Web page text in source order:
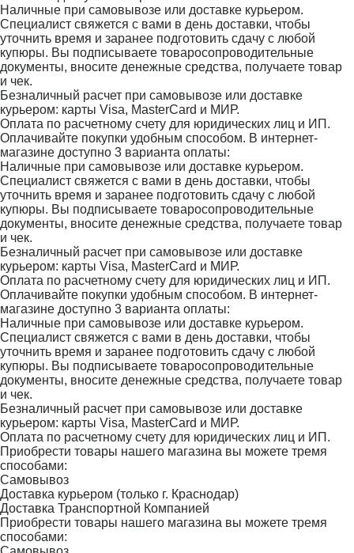
Наличные при самовывозе или доставке курьером.
Специалист свяжется с вами в день доставки, чтобы
уточнить время и заранее подготовить сдачу с любой
купюры. Вы подписываете товаросопроводительные
документы, вносите денежные средства, получаете товар
и чек.
Безналичный расчет при самовывозе или доставке
курьером: карты Visa, MasterCard и МИР.
Оплата по расчетному счету для юридических лиц и ИП.
Оплачивайте покупки удобным способом. В интернет-
магазине доступно 3 варианта оплаты:
Наличные при самовывозе или доставке курьером.
Специалист свяжется с вами в день доставки, чтобы
уточнить время и заранее подготовить сдачу с любой
купюры. Вы подписываете товаросопроводительные
документы, вносите денежные средства, получаете товар
и чек.
Безналичный расчет при самовывозе или доставке
курьером: карты Visa, MasterCard и МИР.
Оплата по расчетному счету для юридических лиц и ИП.
Оплачивайте покупки удобным способом. В интернет-
магазине доступно 3 варианта оплаты:
Наличные при самовывозе или доставке курьером.
Специалист свяжется с вами в день доставки, чтобы
уточнить время и заранее подготовить сдачу с любой
купюры. Вы подписываете товаросопроводительные
документы, вносите денежные средства, получаете товар
и чек.
Безналичный расчет при самовывозе или доставке
курьером: карты Visa, MasterCard и МИР.
Оплата по расчетному счету для юридических лиц и ИП.
Приобрести товары нашего магазина вы можете тремя
способами:
Самовывоз
Доставка курьером (только г. Краснодар)
Доставка Транспортной Компанией
Приобрести товары нашего магазина вы можете тремя
способами: